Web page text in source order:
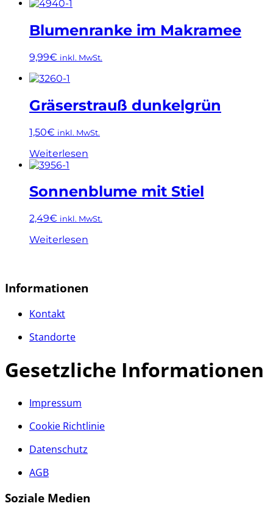
Blumenranke im Makramee
9,99€ inkl. MwSt.
Gräserstrauß dunkelgrün
1,50€ inkl. MwSt.
Weiterlesen
Sonnenblume mit Stiel
2,49€ inkl. MwSt.
Weiterlesen
Informationen
Kontakt
Standorte
Gesetzliche Informationen
Impressum
Cookie Richtlinie
Datenschutz
AGB
Soziale Medien